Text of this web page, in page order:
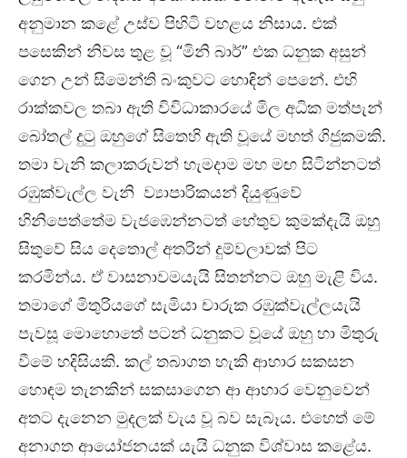
අනුමාන කළේ උස්ව පිහිටි වහළය නිසාය. එක්
පසෙකින් නිවස තුළ වූ “මිනි බාර්” එක ධනුක අසුන්
ගෙන උන් සිමෙන්ති බංකුවට හොඳින් පෙනේ. එහි
රාක්කවල තබා ඇති විවිධාකාරයේ මිල අධික මත්පැන්
බෝතල් දුටු ඔහුගේ සිතෙහි ඇති වූයේ මහත් ගිජුකමකි.
තමා වැනි කලාකරුවන් හැමදාම මහ මඟ සිටින්නටත්
රඹුක්වැල්ල වැනි ව්‍යාපාරිකයන් දියුණුවේ
හිනිපෙත්තේම වැජඹෙන්නටත් හේතුව කුමක්දැයි ඔහු
සිතුවේ සිය දෙතොල් අතරින් දුම්වලාවක් පිට
කරමින්ය. ඒ වාසනාවමයැයි සිතන්නට ඔහු මැළි විය.
තමාගේ මිතුරියගේ සැමියා චාරුක රඹුක්වැල්ලයැයි
පැවසූ මොහොතේ පටන් ධනුකට වූයේ ඔහු හා මිතුරු
වීමේ හදිසියකි. කල් තබාගත හැකි ආහාර සකසන
හොඳම තැනකින් සකසාගෙන ආ ආහාර වෙනුවෙන්
අතට දැනෙන මුදලක් වැය වූ බව සැබෑය. එහෙත් මේ
අනාගත ආයෝජනයක් යැයි ධනුක විශ්වාස කළේය.